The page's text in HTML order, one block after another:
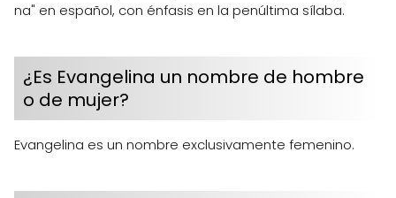
na" en español, con énfasis en la penúltima sílaba.
¿Es Evangelina un nombre de hombre
o de mujer?
Evangelina es un nombre exclusivamente femenino.